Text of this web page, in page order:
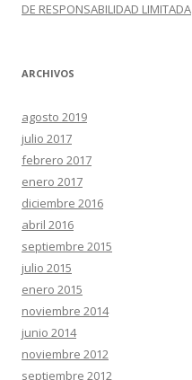
DE RESPONSABILIDAD LIMITADA
ARCHIVOS
agosto 2019
julio 2017
febrero 2017
enero 2017
diciembre 2016
abril 2016
septiembre 2015
julio 2015
enero 2015
noviembre 2014
junio 2014
noviembre 2012
septiembre 2012